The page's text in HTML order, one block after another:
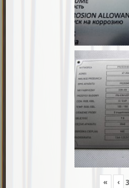
« ‹ 3